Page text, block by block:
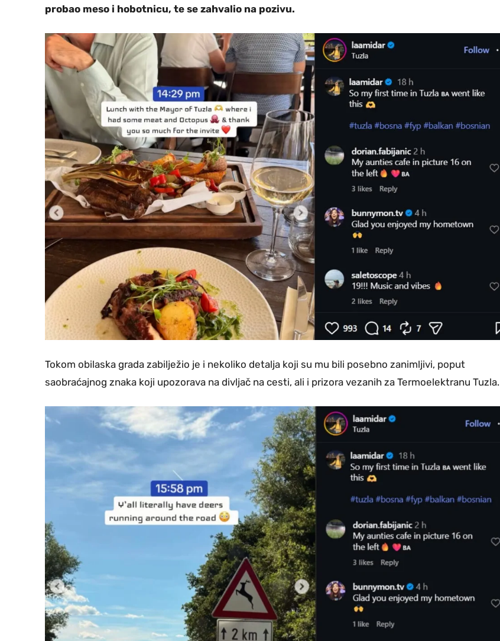
probao meso i hobotnicu, te se zahvalio na pozivu.
Tokom obilaska grada zabilježio je i nekoliko detalja koji su mu bili posebno zanimljivi, poput
saobraćajnog znaka koji upozorava na divljač na cesti, ali i prizora vezanih za Termoelektranu Tuzla.